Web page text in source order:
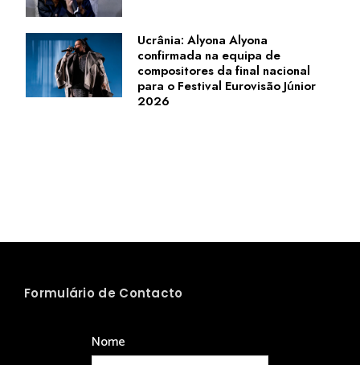
Ucrânia: Alyona Alyona
confirmada na equipa de
compositores da final nacional
para o Festival Eurovisão Júnior
2026
Formulário de Contacto
Nome